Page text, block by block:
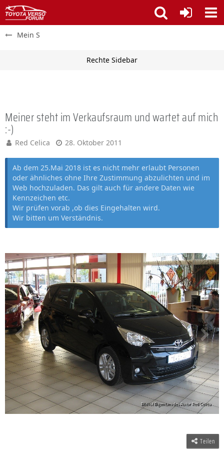
Mein S
Meiner steht im Verkaufsraum und wartet auf mich
:-)
Red Celica 28. Oktober 2011
Ab dem 25.Mai 2018 ist es nicht mehr erlaubt Personen
oder ähnliches ohne Ihre Zustimmung abzulichten und im
Web hochzuladen. Das gilt auch für andere Daten wie
Kennzeichen etc.
Wir prüfen vorab ,ob dies Eingehalten wird.
Wir bitten um Verständnis.
Teilen